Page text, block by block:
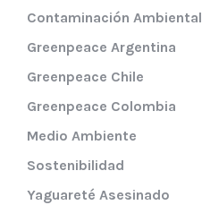
Contaminación Ambiental
Greenpeace Argentina
Greenpeace Chile
Greenpeace Colombia
Medio Ambiente
Sostenibilidad
Yaguareté Asesinado